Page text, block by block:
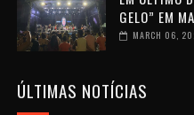
GELO” EM
MARCH 06,
ÚLTIMAS NOTÍCIAS